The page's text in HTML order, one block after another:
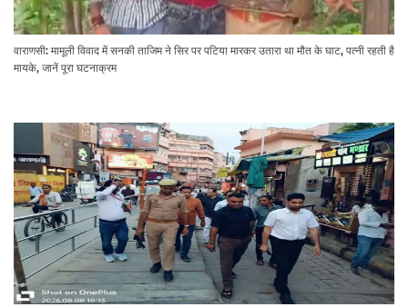
वाराणसी: मामूली विवाद में सनकी ताजिम ने सिर पर पटिया मारकर उतारा था मौत के घाट, पत्नी रहती है
मायके, जानें पूरा घटनाक्रम